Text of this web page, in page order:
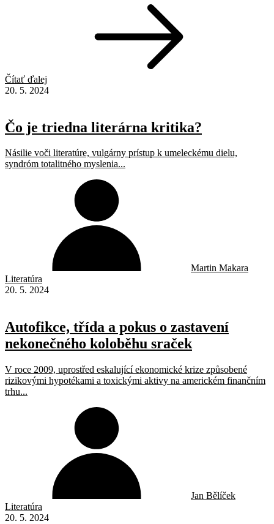
Čítať ďalej
20. 5. 2024
Čo je triedna literárna kritika?
Násilie voči literatúre, vulgárny prístup k umeleckému dielu,
syndróm totalitného myslenia...
Martin Makara
Literatúra
20. 5. 2024
Autofikce, třída a pokus o zastavení
nekonečného koloběhu sraček
V roce 2009, uprostřed eskalující ekonomické krize způsobené
rizikovými hypotékami a toxickými aktivy na americkém finančním
trhu...
Jan Bělíček
Literatúra
20. 5. 2024